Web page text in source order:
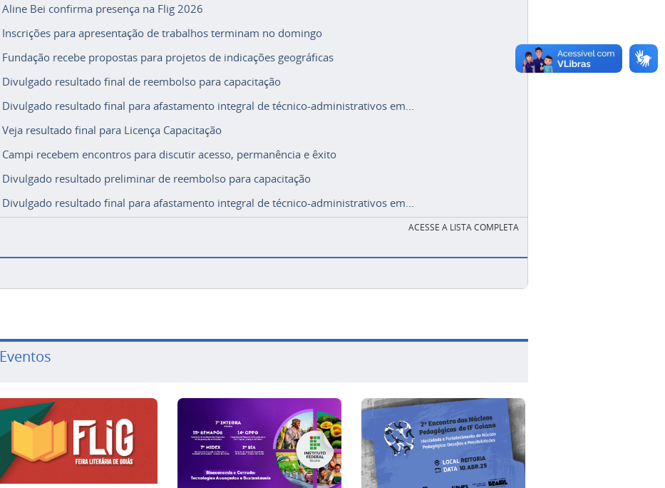
Aline Bei confirma presença na Flig 2026
Inscrições para apresentação de trabalhos terminam no domingo
Fundação recebe propostas para projetos de indicações geográficas
Divulgado resultado final de reembolso para capacitação
Divulgado resultado final para afastamento integral de técnico-administrativos em...
Veja resultado final para Licença Capacitação
Campi recebem encontros para discutir acesso, permanência e êxito
Divulgado resultado preliminar de reembolso para capacitação
Divulgado resultado final para afastamento integral de técnico-administrativos em...
ACESSE A LISTA COMPLETA
Eventos